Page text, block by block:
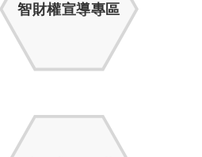
智財權宣導專區